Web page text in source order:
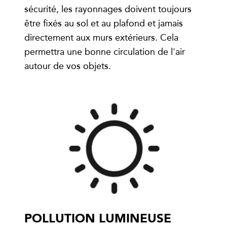
sécurité, les rayonnages doivent toujours
être fixés au sol et au plafond et jamais
directement aux murs extérieurs. Cela
permettra une bonne circulation de l'air
autour de vos objets.
POLLUTION LUMINEUSE